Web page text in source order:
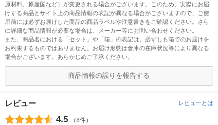
原材料、原産国など）が変更される場合がございます。このため、実際にお届
けする商品とサイト上の商品情報の表記が異なる場合がございますので、ご使
用前には必ずお届けした商品の商品ラベルや注意書きをご確認ください。さら
に詳細な商品情報が必要な場合は、メーカー等にお問い合わせください。
また、商品名における「セット」や「箱」の表記は、必ずしも箱でのお届けを
お約束するものではありません。お届け形態は倉庫の在庫状況等により異なる
場合がございます。あらかじめご了承ください。
商品情報の誤りを報告する
レビュー レビューとは
4.5 （8件）